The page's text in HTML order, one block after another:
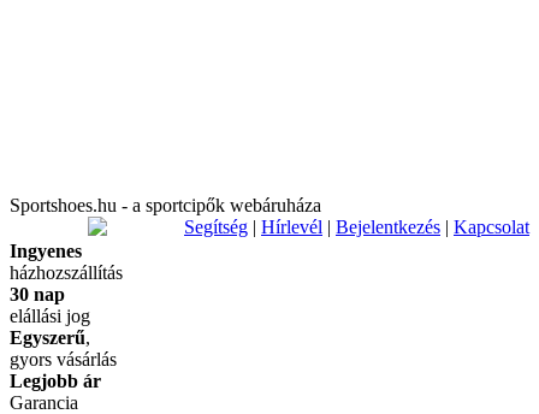
Sportshoes.hu - a sportcipők webáruháza
Segítség | Hírlevél | Bejelentkezés | Kapcsolat
Ingyenes
házhozszállítás
30 nap
elállási jog
Egyszerű,
gyors vásárlás
Legjobb ár
Garancia